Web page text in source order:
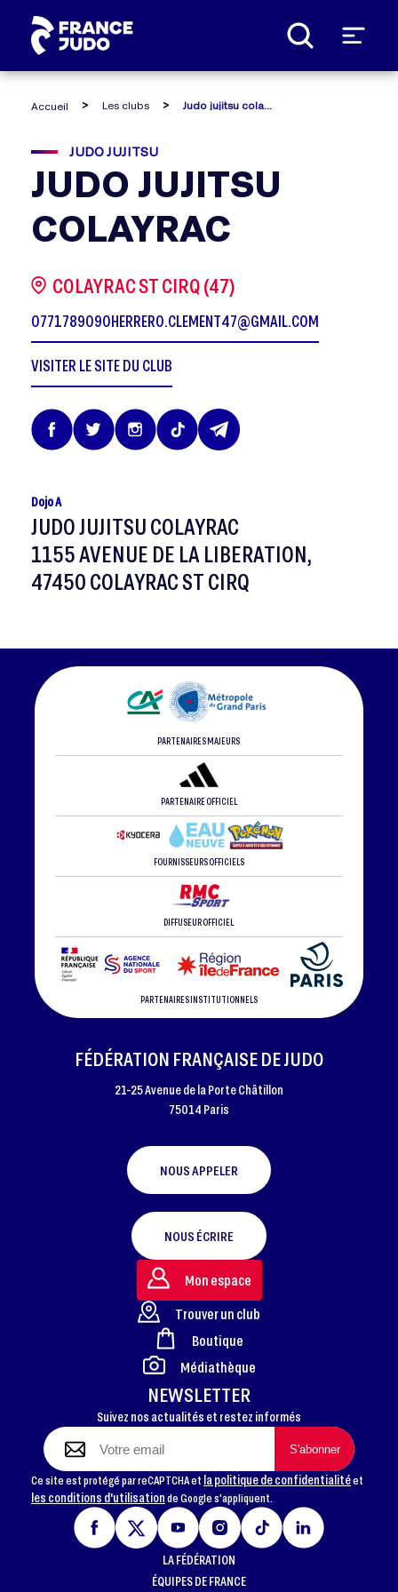
Accueil Les clubs
JUDO JUJITSU
JUDO JUJITSU
COLAYRAC
COLAYRAC ST CIRQ (47)
0771789090HERRERO.CLEMENT47@GMAIL.COM
VISITER LE SITE DU CLUB
Dojo A
JUDO JUJITSU COLAYRAC
1155 AVENUE DE LA LIBERATION,
47450 COLAYRAC ST CIRQ
PARTENAIRES MAJEURS
PARTENAIRE OFFICIEL
FOURNISSEURS OFFICIELS
DIFFUSEUR OFFICIEL
PARTENAIRES INSTITUTIONNELS
FOOTER
FÉDÉRATION FRANÇAISE DE JUDO
21-25 Avenue de la Porte Châtillon
75014 Paris
NOUS APPELER
NOUS ÉCRIRE
NEWSLETTER
Suivez nos actualités et restez informés
Ce site est protégé par reCAPTCHA et la politique de confidentialitéet
les conditions d'utilisationde Google s'appliquent.
Mon espace
Trouver un club
Boutique
Médiathèque
LA FÉDÉRATION
ÉQUIPES DE FRANCE